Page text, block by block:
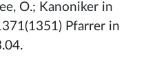
O.; Kanoniker in
Pfarrer in